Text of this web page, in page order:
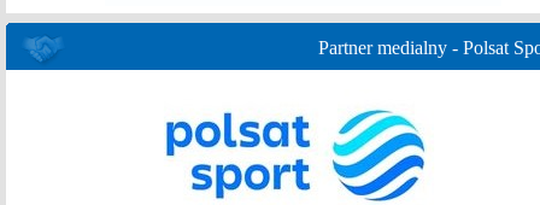
Partner medialny - Polsat